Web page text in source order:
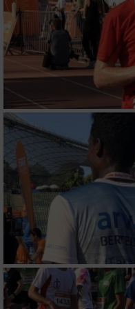
Erstellung von Profilen
Werbung
Verwendung von Profilen
personalisierter
Erstellung von Profilen
von Inhalten
Verwendung von Profilen
personalisierter Inhalte
Messung der
Messung der
Analyse von
oder Kombinationen
verschiedenen Quellen